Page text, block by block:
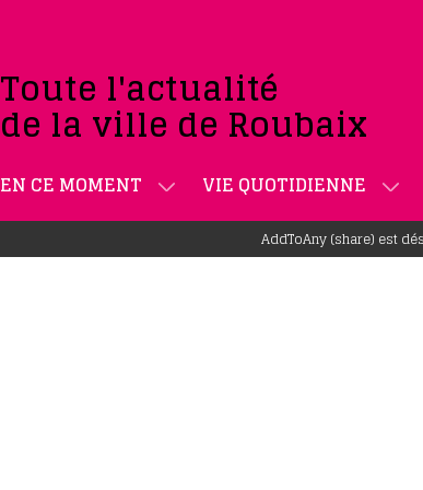
Toute l'actualité
de la ville de Roubaix
EN CE MOMENT VIE QUOTIDIENNE
AddToAny (share) est